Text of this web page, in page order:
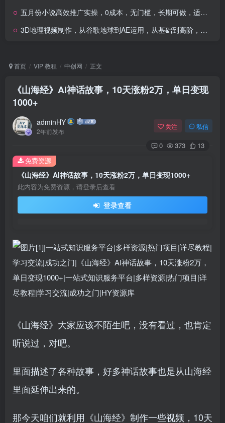
五月份小说高效推广实操，0成本，无门槛，长期可做，适合小白操作
3D地理视频制作，从谷歌地球到AE运用，从基础到高阶，实操讲解打造优质地理视频
首页 VIP 教程 中创网 正文
《山海经》AI神话故事，10天涨粉2万，单日变现
1000+
adminHY
2年前发布
关注 私信
0 373 13
《山海经》AI神话故事，10天涨粉2万，单日变现1000+
此内容为免费资源，请登录后查看
登录查看
免费资源
《山海经》大家应该不陌生吧，没有看过，也肯定
听说过，对吧。
里面描述了各种故事，好多神话故事也是从山海经
里面延伸出来的。
那今天咱们就利用《山海经》制作一些视频，10天